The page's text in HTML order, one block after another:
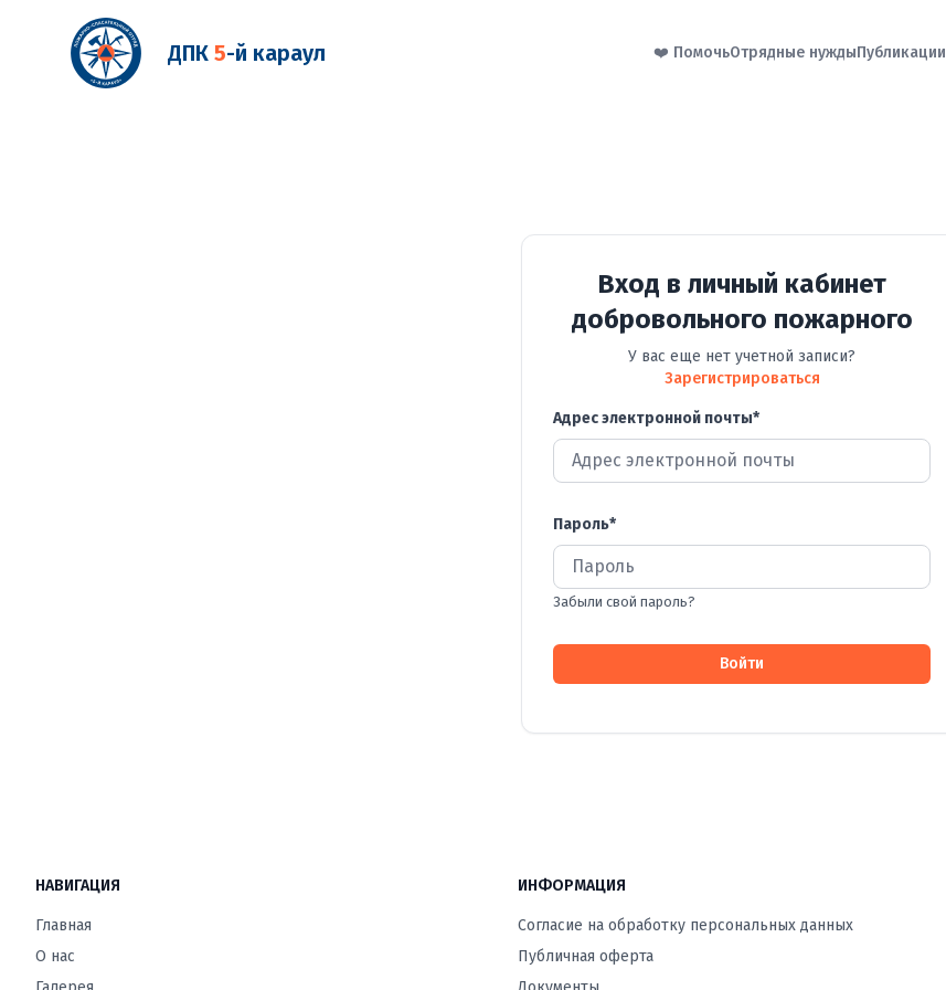
ДПК 5-й караул ❤️ ПомочьОтрядные нуждыПубликации
Вход в личный кабинет
добровольного пожарного
У вас еще нет учетной записи?
Зарегистрироваться
Адрес электронной почты*
Пароль*
Забыли свой пароль?
Войти
НАВИГАЦИЯ
Главная
О нас
ИНФОРМАЦИЯ
Согласие на обработку персональных данных
Публичная оферта